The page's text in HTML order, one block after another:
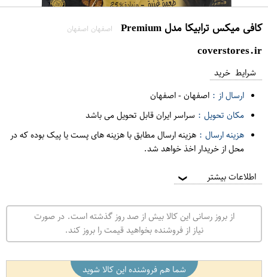
کافی میکس ترابیکا مدل Premium اصفهان اصفهان
coverstores.ir
شرایط خرید
ارسال از : اصفهان-اصفهان
مکان تحویل : سراسر ایران قابل تحویل می باشد
هزینه ارسال : هزینه ارسال مطابق با هزینه های پست یا پیک بوده که در
محل از خریدار اخذ خواهد شد.
اطلاعات بیشتر ❯
از بروز رسانی این کالا بیش از صد روز گذشته است. در صورت
نیاز از فروشنده بخواهید قیمت را بروز کند.
شما هم فروشنده این کالا شوید